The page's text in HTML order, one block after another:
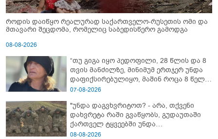
როდის დაიწყო რეალურად საქართველო-რუსეთის ომი და
მთავარი შეცდომა, რომელიც საბედისწერო გამოდგა
08-08-2026
“თუ გიგა იყო პედოფილი, 28 წლის და 8
თვის მანძილზე, მინიმუმ ერთჯერ უნდა
დაფიქსირებულიყო, მაშინ როცა 8 წელი
ამზადებდა მოსწავლეებს! - იპოვონ ერთი
ავიწროებდა” - ეკა კუპატაძე
07-08-2026
"უნდა დაგვხვრიტოთ? - არა, თქვენი
დახვრეტა რაში გვაწყობს, გუდაუთაში
ქართველ ტყვეებში უნდა
გადაგცვალოთ..."
08-08-2026